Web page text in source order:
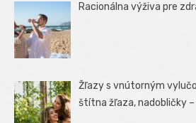
Racionálna výživa pre
Žľazy s vnútorným
štítna žľaza, nadobličky